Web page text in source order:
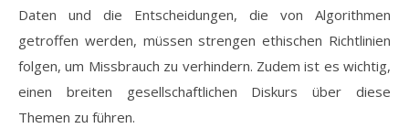
Daten und die Entscheidungen, die von Algorithmen
getroffen werden, müssen strengen ethischen Richtlinien
folgen, um Missbrauch zu verhindern. Zudem ist es wichtig,
einen breiten gesellschaftlichen Diskurs über diese
Themen zu führen.